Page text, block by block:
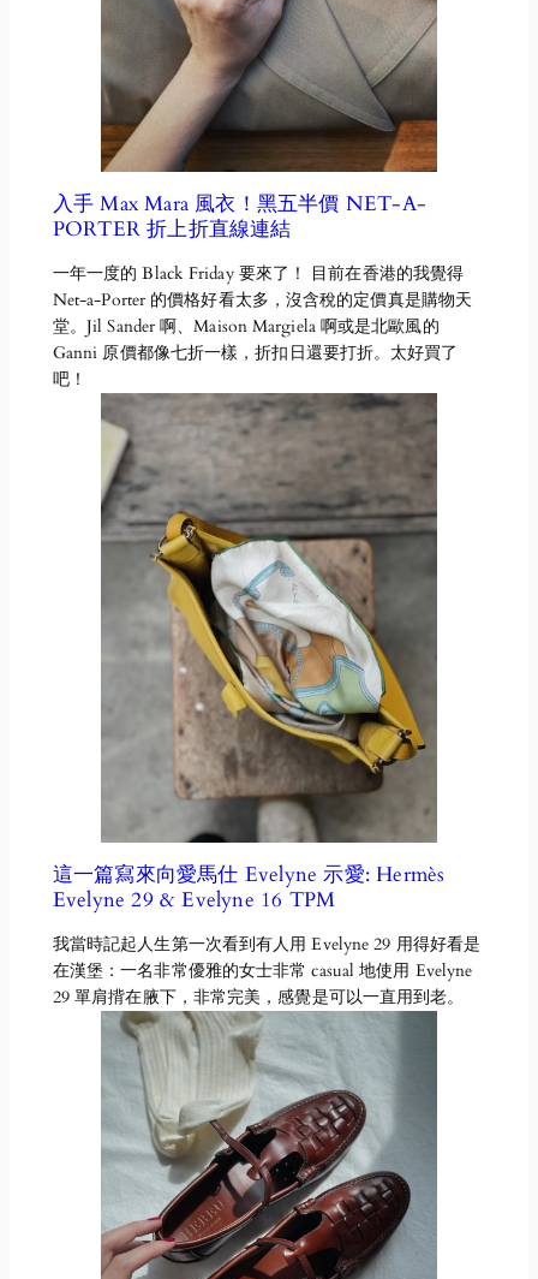
入手 Max Mara 風衣！黑五半價 NET-A-
PORTER 折上折直線連結
一年一度的 Black Friday 要來了！ 目前在香港的我覺得
Net-a-Porter 的價格好看太多，沒含稅的定價真是購物天
堂。Jil Sander 啊、Maison Margiela 啊或是北歐風的
Ganni 原價都像七折一樣，折扣日還要打折。太好買了
吧！
這一篇寫來向愛馬仕 Evelyne 示愛: Hermès
Evelyne 29 & Evelyne 16 TPM
我當時記起人生第一次看到有人用 Evelyne 29 用得好看是
在漢堡：一名非常優雅的女士非常 casual 地使用 Evelyne
29 單肩揹在腋下，非常完美，感覺是可以一直用到老。